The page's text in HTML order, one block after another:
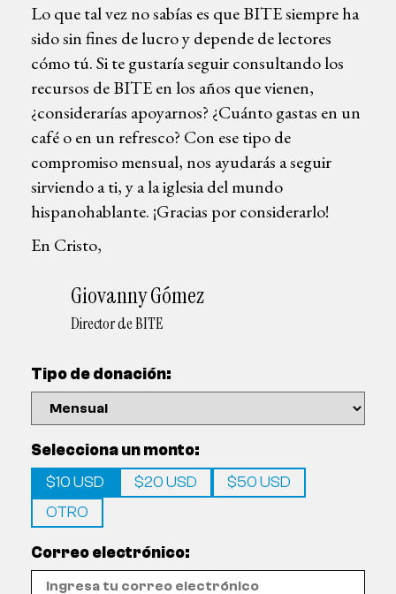
Lo que tal vez no sabías es que BITE siempre ha
sido sin fines de lucro y depende de lectores
cómo tú. Si te gustaría seguir consultando los
recursos de BITE en los años que vienen,
¿considerarías apoyarnos? ¿Cuánto gastas en un
café o en un refresco? Con ese tipo de
compromiso mensual, nos ayudarás a seguir
sirviendo a ti, y a la iglesia del mundo
hispanohablante. ¡Gracias por considerarlo!
En Cristo,
Giovanny Gómez
Director de BITE
Tipo de donación:
Selecciona un monto:
$10 USD
$20 USD
$50 USD
OTRO
Correo electrónico: